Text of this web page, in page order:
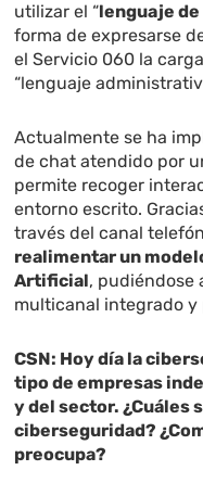
utilizar el “lenguaje de
forma de expresarse
el Servicio 060 la
“lenguaje
Actualmente se ha
de chat atendido por
permite recoger
entorno escrito.
través del canal
realimentar un
Artificial, pudiéndose
multicanal integrado
CSN: Hoy día la
tipo de empresas
y del sector. ¿Cuáles
ciberseguridad?
preocupa?